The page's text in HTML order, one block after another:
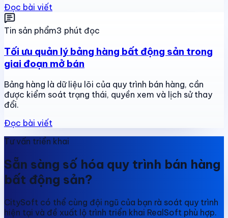
Đọc bài viết
Tin sản phẩm3 phút đọc
Tối ưu quản lý bảng hàng bất động sản trong
giai đoạn mở bán
Bảng hàng là dữ liệu lõi của quy trình bán hàng, cần
được kiểm soát trạng thái, quyền xem và lịch sử thay
đổi.
Đọc bài viết
Tư vấn triển khai
Sẵn sàng số hóa quy trình bán hàng
bất động sản?
CitySoft có thể cùng đội ngũ của bạn rà soát quy trình
hiện tại và đề xuất lộ trình triển khai RealSoft phù hợp.